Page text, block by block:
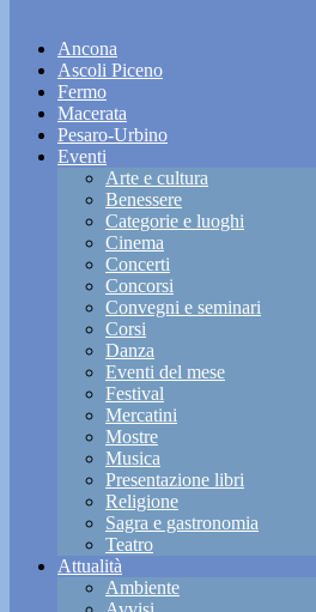
Ancona
Ascoli Piceno
Fermo
Macerata
Pesaro-Urbino
Eventi
Arte e cultura
Benessere
Categorie e luoghi
Cinema
Concerti
Concorsi
Convegni e seminari
Corsi
Danza
Eventi del mese
Festival
Mercatini
Mostre
Musica
Presentazione libri
Religione
Sagra e gastronomia
Teatro
Attualità
Ambiente